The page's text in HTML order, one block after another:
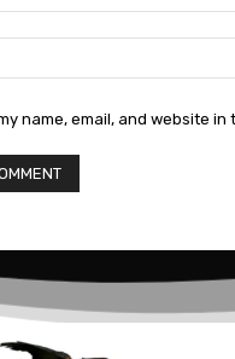
name, email, and website